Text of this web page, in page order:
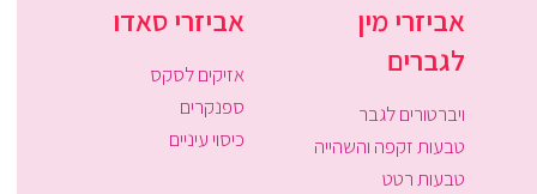
אביזרי מין
לגברים
ויברטורים לגבר
טבעות זקפה והשהייה
טבעות רטט
אביזרי סאדו
אזיקים לסקס
ספנקרים
כיסוי עיניים